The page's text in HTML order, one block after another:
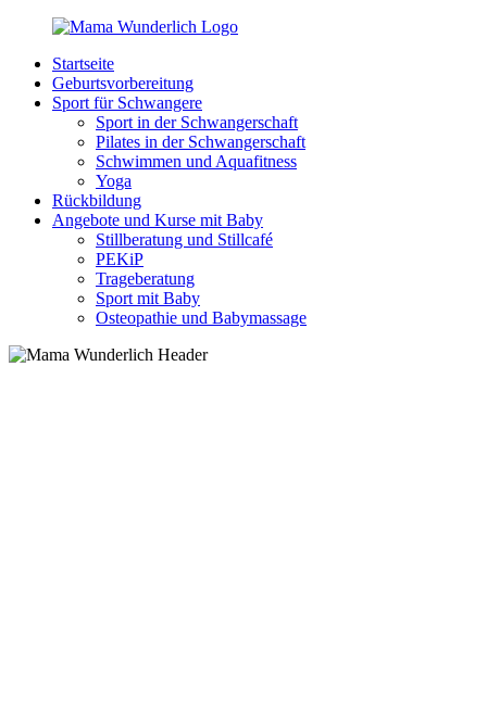
Zurück
Inhalt
MamaWunderlich.de
Mutti
sein
wunderbar!
Startseite
Geburtsvorbereitung
Sport für Schwangere
Sport in der Schwangerschaft
Pilates in der Schwangerschaft
Schwimmen und Aquafitness
Yoga
Rückbildung
Angebote und Kurse mit Baby
Stillberatung und Stillcafé
PEKiP
Trageberatung
Sport mit Baby
Osteopathie und Babymassage